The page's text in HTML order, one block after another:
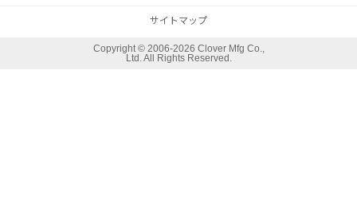
サイトマップ
Copyright © 2006-2026 Clover Mfg Co.,
Ltd. All Rights Reserved.